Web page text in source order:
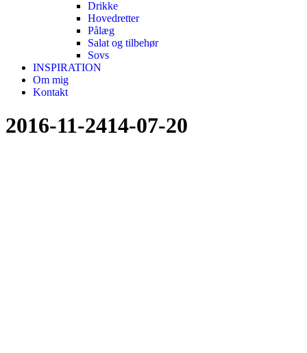
Drikke
Hovedretter
Pålæg
Salat og tilbehør
Sovs
INSPIRATION
Om mig
Kontakt
2016-11-2414-07-20